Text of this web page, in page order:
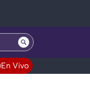
En Vivo